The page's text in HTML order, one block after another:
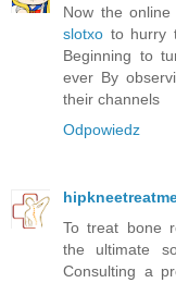
Now the
slotxo to hurry
Beginning to
ever By
their channels
Odpowiedz
To treat bone
the ultimate
Consulting a